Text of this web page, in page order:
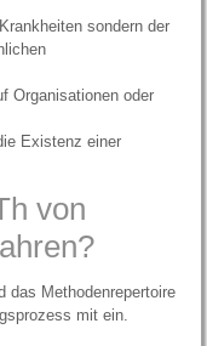
sondern der
Organisationen oder
Existenz einer
von
das Methodenrepertoire
mit ein.